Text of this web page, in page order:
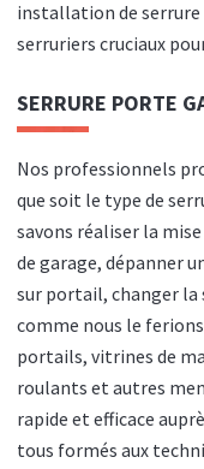
installation de serrure
serruriers cruciaux
SERRURE PORTE
Nos professionnels
que soit le type de
savons réaliser la
de garage, dépanner
sur portail, changer la
comme nous le
portails, vitrines de
roulants et autres
rapide et efficace
tous formés aux